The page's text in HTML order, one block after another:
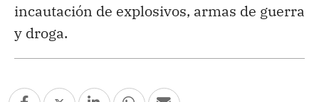
incautación de explosivos, armas de guerra
y droga.